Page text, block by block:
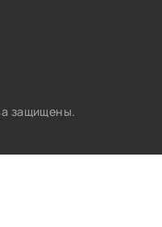
защищены.